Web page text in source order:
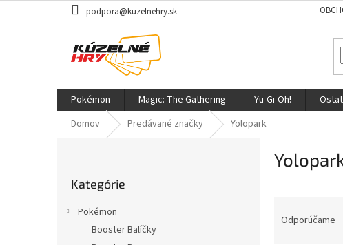
na
podpora@kuzelnehry.sk
Pokémon Magic: The Gathering Yu-Gi-Oh!
Domov
Predávané značky Yolopark
kategórie
Kategórie
Pokémon
Booster Balíčky
Odporúčame